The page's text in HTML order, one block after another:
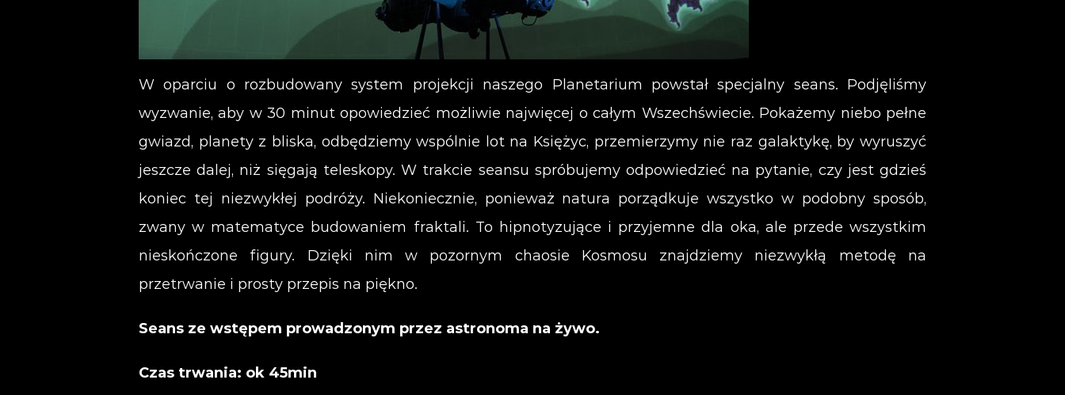
W oparciu o rozbudowany system projekcji naszego Planetarium powstał specjalny seans. Podjęliśmy
wyzwanie, aby w 30 minut opowiedzieć możliwie najwięcej o całym Wszechświecie. Pokażemy niebo pełne
gwiazd, planety z bliska, odbędziemy wspólnie lot na Księżyc, przemierzymy nie raz galaktykę, by wyruszyć
jeszcze dalej, niż sięgają teleskopy. W trakcie seansu spróbujemy odpowiedzieć na pytanie, czy jest gdzieś
koniec tej niezwykłej podróży. Niekoniecznie, ponieważ natura porządkuje wszystko w podobny sposób,
zwany w matematyce budowaniem fraktali. To hipnotyzujące i przyjemne dla oka, ale przede wszystkim
nieskończone figury. Dzięki nim w pozornym chaosie Kosmosu znajdziemy niezwykłą metodę na
przetrwanie i prosty przepis na piękno.
Seans ze wstępem prowadzonym przez astronoma na żywo.
Czas trwania: ok 45min